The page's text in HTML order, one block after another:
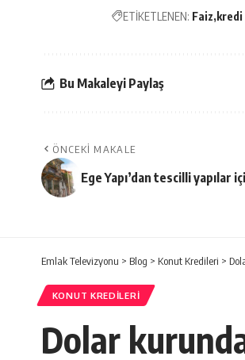
ETİKETLENEN: Faiz kredi
Bu Makaleyi Paylaş
ÖNCEKI MAKALE
Ege Yapı’dan tescilli yapılar
Emlak Televizyonu > Blog > Konut Kredileri >
KONUT KREDILERI
Dolar